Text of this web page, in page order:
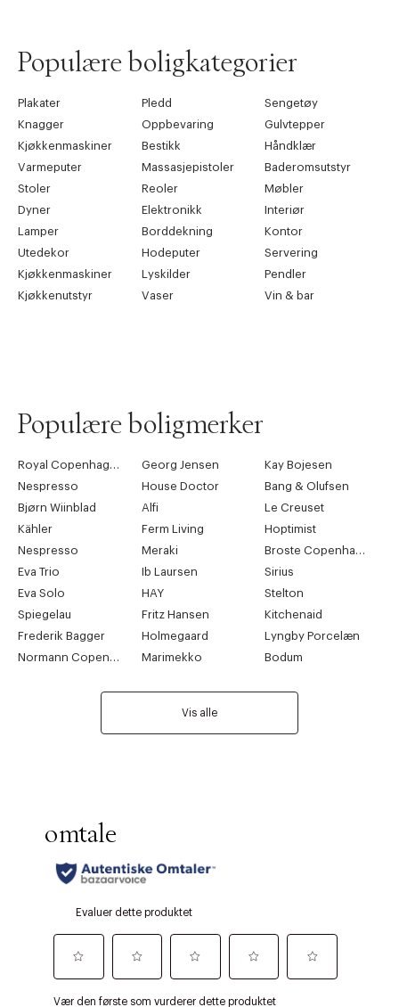
Populære boligkategorier
Plakater Pledd
Sengetøy
Knagger
Oppbevaring
Gulvtepper
Kjøkkenmaskiner
Bestikk
Håndklær
Varmeputer
Massasjepistoler
Baderomsutstyr
Stoler
Reoler
Møbler
Dyner
Elektronikk
Interiør
Lamper
Borddekning
Kontor
Utedekor
Hodeputer
Servering
Kjøkkenmaskiner
Lyskilder
Pendler
Kjøkkenutstyr
Vaser Vin & bar
Populære boligmerker
Royal Copenhagen Georg Jensen
Kay Bojesen
Nespresso
House Doctor
Bang & Olufsen
Bjørn Wiinblad
Alfi
Le Creuset
Kähler
Ferm Living
Hoptimist
Nespresso
Meraki
Broste Copenhagen
Eva Trio
Ib Laursen
Sirius
Eva Solo
HAY
Stelton
Spiegelau
Fritz Hansen
Kitchenaid
Frederik Bagger
Holmegaard
Lyngby Porcelæn
Normann Copenhagen
Marimekko Bodum
Vis alle